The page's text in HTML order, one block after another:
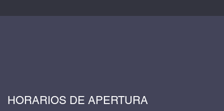
HORARIOS DE APERTURA